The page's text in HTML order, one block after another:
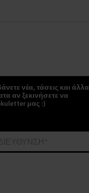
νέα, τάσεις και άλλα
αν ξεκινήσετε να
μας :)